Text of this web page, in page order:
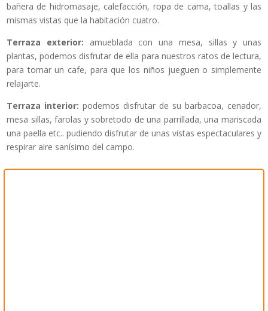
bañera de hidromasaje, calefacción, ropa de cama, toallas y las
mismas vistas que la habitación cuatro.
Terraza exterior: amueblada con una mesa, sillas y unas
plantas, podemos disfrutar de ella para nuestros ratos de lectura,
para tomar un cafe, para que los niños jueguen o simplemente
relajarte.
Terraza interior: podemos disfrutar de su barbacoa, cenador,
mesa sillas, farolas y sobretodo de una parrillada, una mariscada
una paella etc.. pudiendo disfrutar de unas vistas espectaculares y
respirar aire sanísimo del campo.